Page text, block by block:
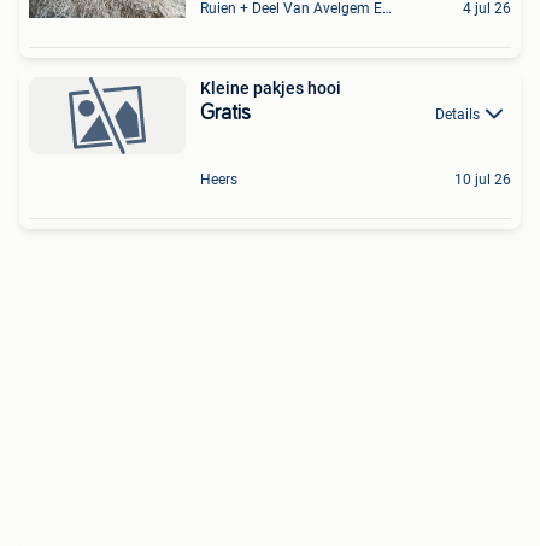
Ruien + Deel Van Avelgem En Waarmaarde 4 jul 26
Kleine pakjes hooi
Gratis Details
Heers 10 jul 26